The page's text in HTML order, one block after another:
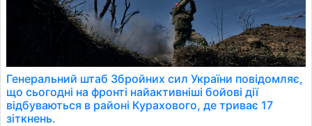
Генеральний штаб Збройних сил України повідомляє,
що сьогодні на фронті найактивніші бойові дії
відбуваються в районі Курахового, де триває 17
зіткнень.